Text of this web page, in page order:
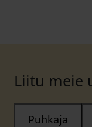
Liitu meie
Puhkaja